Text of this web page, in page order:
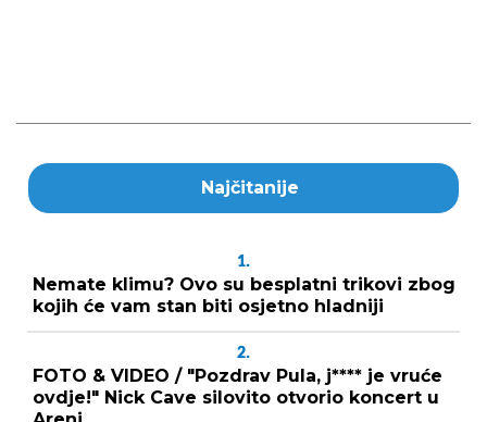
Najčitanije
1.
Nemate klimu? Ovo su besplatni trikovi zbog
kojih će vam stan biti osjetno hladniji
2.
FOTO & VIDEO / "Pozdrav Pula, j**** je vruće
ovdje!" Nick Cave silovito otvorio koncert u